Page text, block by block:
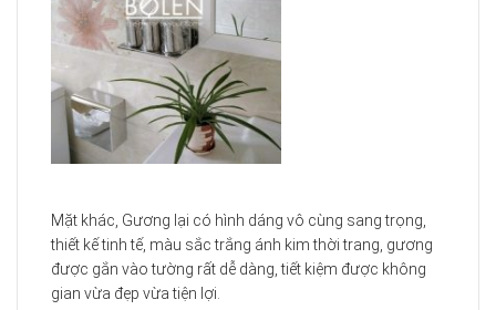
Mặt khác, Gương lại có hình dáng vô cùng sang trọng,
thiết kế tinh tế, màu sắc trắng ánh kim thời trang, gương
được gắn vào tường rất dễ dàng, tiết kiệm được không
gian vừa đẹp vừa tiện lợi.